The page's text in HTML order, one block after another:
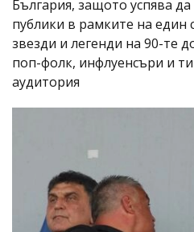
България, защото успява
публики в рамките на един
звезди и легенди на 90-те
поп-фолк, инфлуенсъри и
аудитория